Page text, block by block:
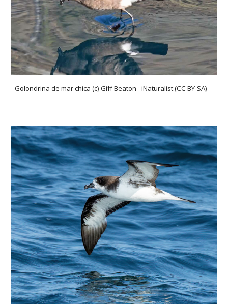
Golondrina de mar chica (c) Giff Beaton - iNaturalist (CC BY-SA)